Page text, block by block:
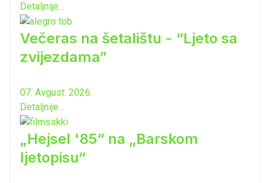
Detaljnije...
Večeras na šetalištu - “Ljeto sa
zvijezdama”
07. Avgust. 2026.
Detaljnije...
„Hejsel '85“ na „Barskom
ljetopisu“